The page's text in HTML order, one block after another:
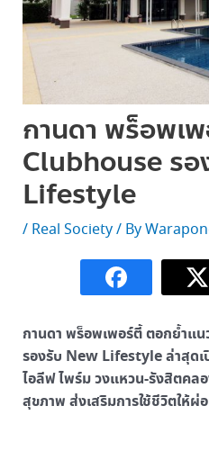
กานดา พร็อพเ
Clubhouse ร
Lifestyle
/ Real Society/ By
กานดา พร็อพเพอร์ตี้ ตอกย้ำแ
รองรับ New Lifestyle ล่าสุดเ
ไอลีฟ ไพร์ม วงแหวน-รังสิตคลอ
สุขภาพ ส่งเสริมการใช้ชีวิตให้ผ่